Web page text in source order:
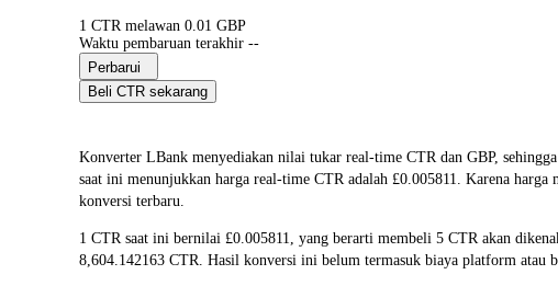
1 CTR melawan 0.01 GBP
Waktu pembaruan terakhir --
Perbarui
Beli CTR sekarang
Konverter LBank menyediakan nilai tukar real-time CTR dan GBP,
saat ini menunjukkan harga real-time CTR adalah £0.005811. Karena
konversi terbaru.
1 CTR saat ini bernilai £0.005811, yang berarti membeli 5 CTR akan
8,604.142163 CTR. Hasil konversi ini belum termasuk biaya platform atau